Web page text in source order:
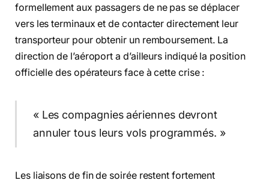
formellement aux passagers de ne pas se déplacer
vers les terminaux et de contacter directement leur
transporteur pour obtenir un remboursement. La
direction de l’aéroport a d’ailleurs indiqué la position
officielle des opérateurs face à cette crise :
« Les compagnies aériennes devront
annuler tous leurs vols programmés. »
Les liaisons de fin de soirée restent fortement